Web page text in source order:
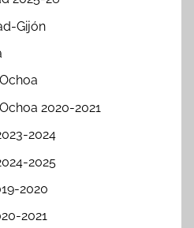
Gijón
2020-2021
2024
2025
2020
2021